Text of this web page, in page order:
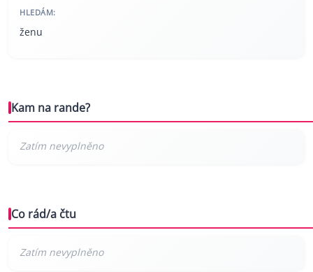
HLEDÁM:
ženu
Kam na rande?
Co rád/a čtu